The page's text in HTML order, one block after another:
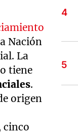
Nación
La
tiene
.
origen
cinco